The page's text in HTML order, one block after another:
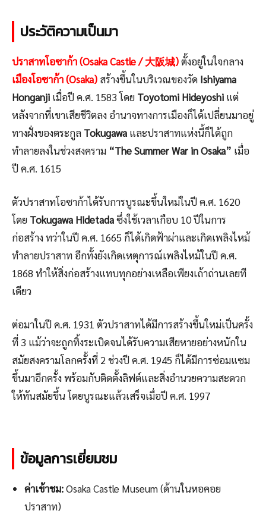
ประวัติความเป็นมา
ปราสาทโอซาก้า (Osaka Castle / 大阪城)ตั้งอยู่ในใจกลาง
เมืองโอซาก้า (Osaka) สร้างขึ้นในบริเวณของวัด Ishiyama
Honganji เมื่อปี ค.ศ. 1583 โดย Toyotomi Hideyoshi แต่
หลังจากที่เขาเสียชีวิตลง อำนาจทางการเมืองก็ได้เปลี่ยนมาอยู่
ทางฝั่งของตระกูล Tokugawa และปราสาทแห่งนี้ก็ได้ถูก
ทำลายลงในช่วงสงคราม “The Summer War in Osaka” เมื่อ
ปี ค.ศ. 1615
ตัวปราสาทโอซาก้าได้รับการบูรณะขึ้นใหม่ในปี ค.ศ. 1620
โดย Tokugawa Hidetadaซึ่งใช้เวลาเกือบ 10 ปีในการ
ก่อสร้าง ทว่าในปี ค.ศ. 1665 ก็ได้เกิดฟ้าผ่าและเกิดเพลิงไหม้
ทำลายปราสาท อีกทั้งยังเกิดเหตุการณ์เพลิงไหม้ในปี ค.ศ.
1868 ทำให้สิ่งก่อสร้างแทบทุกอย่างเหลือเพียงเถ้าถ่านเลยที
เดียว
ต่อมาในปี ค.ศ. 1931 ตัวปราสาทได้มีการสร้างขึ้นใหม่เป็นครั้ง
ที่ 3 แม้ว่าจะถูกทิ้งระเบิดจนได้รับความเสียหายอย่างหนักใน
สมัยสงครามโลกครั้งที่ 2 ช่วงปี ค.ศ. 1945 ก็ได้มีการซ่อมแซม
ขึ้นมาอีกครั้ง พร้อมกับติดตั้งลิฟต์และสิ่งอำนวยความสะดวก
ให้ทันสมัยขึ้น โดยบูรณะแล้วเสร็จเมื่อปี ค.ศ. 1997
ข้อมูลการเยี่ยมชม
ค่าเข้าชม:Osaka Castle Museum (ด้านในหอคอย
ปราสาท)